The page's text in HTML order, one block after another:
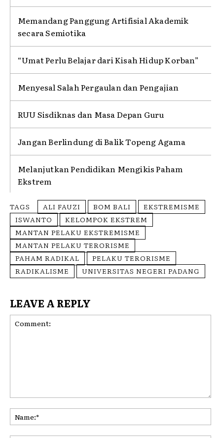
Memandang Panggung Artifisial Akademik
secara Semiotika
“Umat Perlu Belajar dari Kisah Hidup Korban”
Menyesal Salah Pergaulan dan Pengajian
RUU Sisdiknas dan Masa Depan Guru
Jangan Berlindung di Balik Topeng Agama
Melanjutkan Pendidikan Mengikis Paham
Ekstrem
TAGS ALI FAUZI BOM BALI
EKSTREMISME
ISWANTO
KELOMPOK EKSTREM
MANTAN PELAKU EKSTREMISME
MANTAN PELAKU TERORISME
PAHAM RADIKAL
PELAKU TERORISME
RADIKALISME
UNIVERSITAS NEGERI PADANG
LEAVE A REPLY